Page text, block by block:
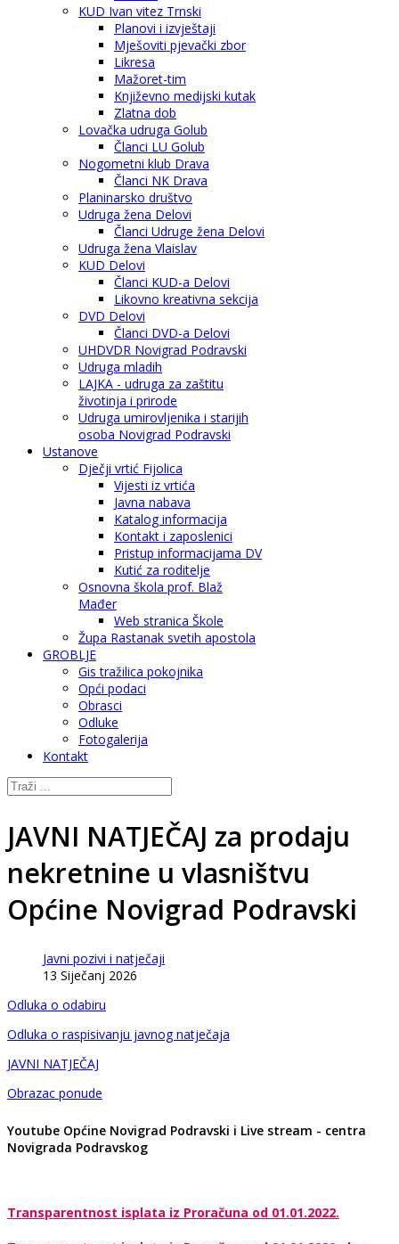
KUD Ivan vitez Trnski
Planovi i izvještaji
Mješoviti pjevački zbor
Likresa
Mažoret-tim
Književno medijski kutak
Zlatna dob
Lovačka udruga Golub
Članci LU Golub
Nogometni klub Drava
Članci NK Drava
Planinarsko društvo
Udruga žena Delovi
Članci Udruge žena Delovi
Udruga žena Vlaislav
KUD Delovi
Članci KUD-a Delovi
Likovno kreativna sekcija
DVD Delovi
Članci DVD-a Delovi
UHDVDR Novigrad Podravski
Udruga mladih
LAJKA - udruga za zaštitu
životinja i prirode
Udruga umirovljenika i starijih
osoba Novigrad Podravski
Ustanove
Dječji vrtić Fijolica
Vijesti iz vrtića
Javna nabava
Katalog informacija
Kontakt i zaposlenici
Pristup informacijama DV
Kutić za roditelje
Osnovna škola prof. Blaž
Mađer
Web stranica Škole
Župa Rastanak svetih apostola
GROBLJE
Gis tražilica pokojnika
Opći podaci
Obrasci
Odluke
Fotogalerija
Kontakt
JAVNI NATJEČAJ za prodaju
nekretnine u vlasništvu
Općine Novigrad Podravski
Javni pozivi i natječaji
13 Siječanj 2026
Odluka o odabiru
Odluka o raspisivanju javnog natječaja
JAVNI NATJEČAJ
Obrazac ponude
Youtube Općine Novigrad Podravski i Live stream - centra
Novigrada Podravskog
Transparentnost isplata iz Proračuna od 01.01.2022.